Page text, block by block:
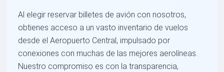
Al elegir reservar billetes de avión con nosotros,
obtienes acceso a un vasto inventario de vuelos
desde el Aeropuerto Central, impulsado por
conexiones con muchas de las mejores aerolíneas.
Nuestro compromiso es con la transparencia,